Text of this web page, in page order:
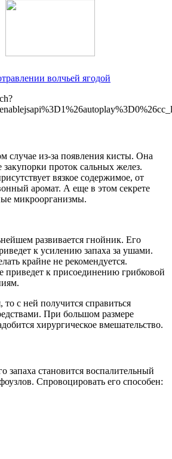
волчьей ягодой
случае из-за появления кисты. Она
закупорки проток сальных желез.
вязкое содержимое, от
аромат. А еще в этом секрете
микроорганизмы.
развивается гнойник. Его
к усилению запаха за ушами.
крайне не рекомендуется.
приведет к присоединению грибковой
с ней получится справиться
При большом размере
хирургическое вмешательство.
запаха становится воспалительный
Спровоцировать его способен: